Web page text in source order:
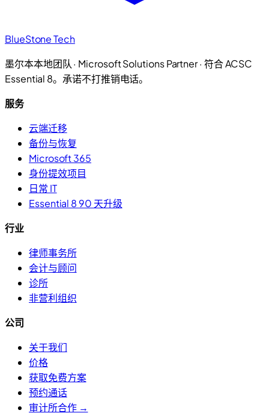
BlueStone Tech
墨尔本本地团队 · Microsoft Solutions Partner · 符合 ACSC
Essential 8。承诺不打推销电话。
服务
云端迁移
备份与恢复
Microsoft 365
身份提效项目
日常 IT
Essential 8 90 天升级
行业
律师事务所
会计与顾问
诊所
非营利组织
公司
关于我们
价格
获取免费方案
预约通话
审计所合作 →